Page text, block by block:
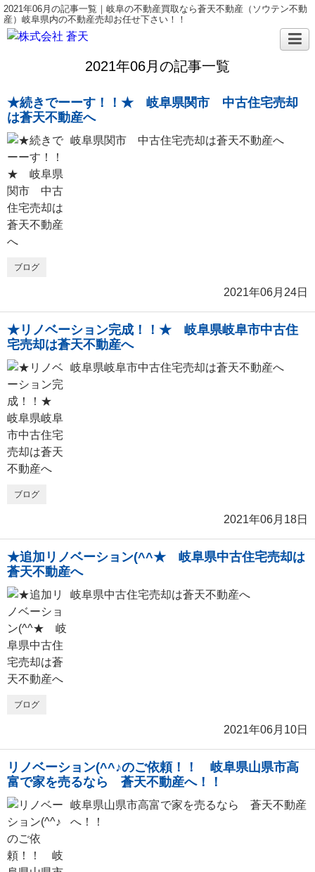
2021年06月の記事一覧｜岐阜の不動産買取なら蒼天不動産（ソウテン不動
産）岐阜県内の不動産売却お任せ下さい！！
2021年06月の記事一覧
★続きでーーす！！★ 岐阜県関市 中古住宅売却
は蒼天不動産へ
岐阜県関市 中古住宅売却は蒼天不動産へ
ブログ
2021年06月24日
★リノベーション完成！！★ 岐阜県岐阜市中古住
宅売却は蒼天不動産へ
岐阜県岐阜市中古住宅売却は蒼天不動産へ
ブログ
2021年06月18日
★追加リノベーション(^^★ 岐阜県中古住宅売却は
蒼天不動産へ
岐阜県中古住宅売却は蒼天不動産へ
ブログ
2021年06月10日
リノベーション(^^♪のご依頼！！ 岐阜県山県市高
富で家を売るなら 蒼天不動産へ！！
岐阜県山県市高富で家を売るなら 蒼天不動産
へ！！